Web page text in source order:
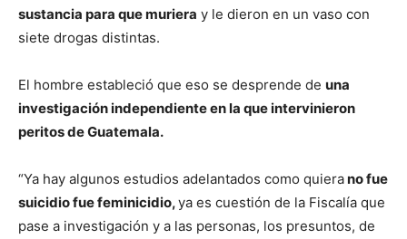
sustancia para que muriera y le dieron en un vaso con
siete drogas distintas.
El hombre estableció que eso se desprende de una
investigación independiente en la que intervinieron
peritos de Guatemala.
“Ya hay algunos estudios adelantados como quierano fue
suicidio fue feminicidio,ya es cuestión de la Fiscalía que
pase a investigación y a las personas, los presuntos, de